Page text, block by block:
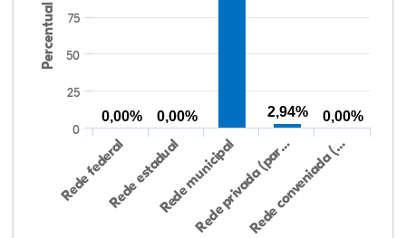
Percentual
Rede federalRede estadualRede municipal
Rede privada (par…Rede conveniada (…
0
25
50
75
0,00% 0,00% 2,94% 0,00%